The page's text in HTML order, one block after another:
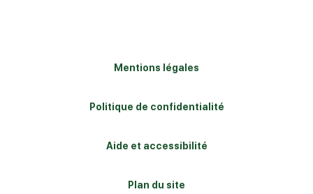
Mentions légales
Politique de confidentialité
Aide et accessibilité
Plan du site